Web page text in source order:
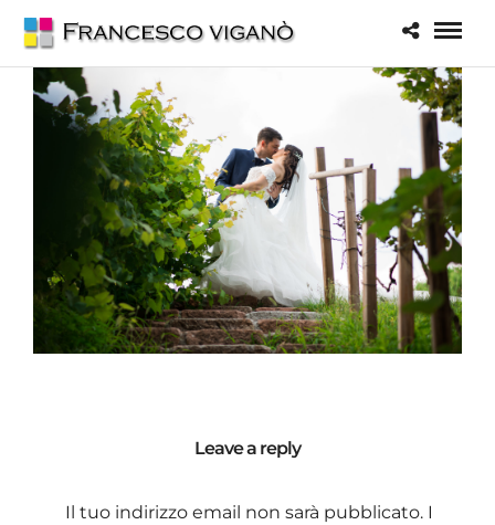
Leave a reply
Il tuo indirizzo email non sarà pubblicato. I